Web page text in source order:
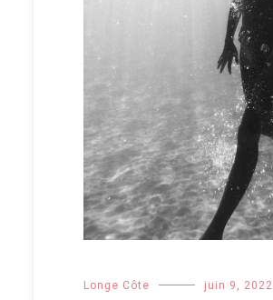
Longe Côte juin 9, 2022